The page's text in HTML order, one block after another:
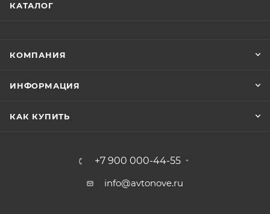
КАТАЛОГ
КОМПАНИЯ
ИНФОРМАЦИЯ
КАК КУПИТЬ
+7 900 000-44-55
info@avtonove.ru